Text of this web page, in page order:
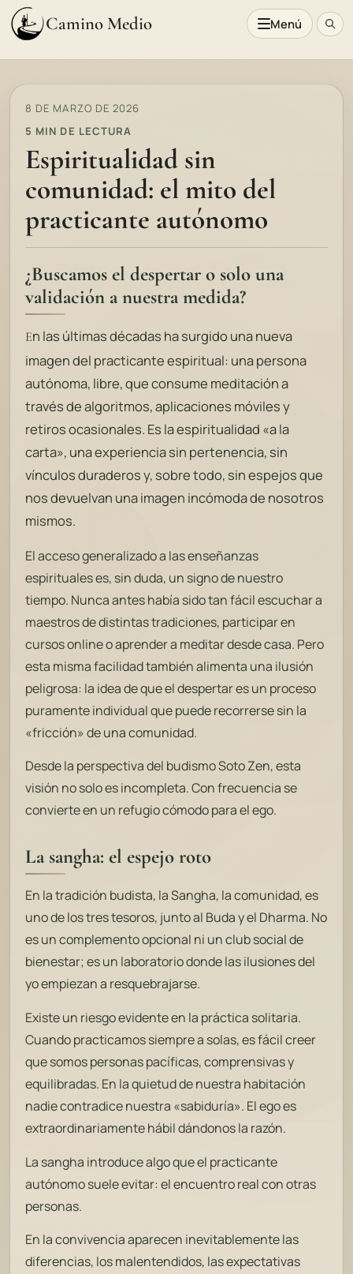
Camino Medio Menú
8 DE MARZO DE 2026
5 MIN DE LECTURA
Espiritualidad sin
comunidad: el mito del
practicante autónomo
¿Buscamos el despertar o solo una
validación a nuestra medida?
En las últimas décadas ha surgido una nueva
imagen del practicante espiritual: una persona
autónoma, libre, que consume meditación a
través de algoritmos, aplicaciones móviles y
retiros ocasionales. Es la espiritualidad «a la
carta», una experiencia sin pertenencia, sin
vínculos duraderos y, sobre todo, sin espejos que
nos devuelvan una imagen incómoda de nosotros
mismos.
El acceso generalizado a las enseñanzas
espirituales es, sin duda, un signo de nuestro
tiempo. Nunca antes había sido tan fácil escuchar a
maestros de distintas tradiciones, participar en
cursos online o aprender a meditar desde casa. Pero
esta misma facilidad también alimenta una ilusión
peligrosa: la idea de que el despertar es un proceso
puramente individual que puede recorrerse sin la
«fricción» de una comunidad.
Desde la perspectiva del budismo Soto Zen, esta
visión no solo es incompleta. Con frecuencia se
convierte en un refugio cómodo para el ego.
La sangha: el espejo roto
En la tradición budista, la Sangha, la comunidad, es
uno de los tres tesoros, junto al Buda y el Dharma. No
es un complemento opcional ni un club social de
bienestar; es un laboratorio donde las ilusiones del
yo empiezan a resquebrajarse.
Existe un riesgo evidente en la práctica solitaria.
Cuando practicamos siempre a solas, es fácil creer
que somos personas pacíficas, comprensivas y
equilibradas. En la quietud de nuestra habitación
nadie contradice nuestra «sabiduría». El ego es
extraordinariamente hábil dándonos la razón.
La sangha introduce algo que el practicante
autónomo suele evitar: el encuentro real con otras
personas.
En la convivencia aparecen inevitablemente las
diferencias, los malentendidos, las expectativas